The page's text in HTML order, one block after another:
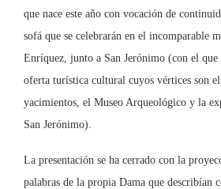
que nace este año con vocación de
sofá que se celebrarán en el incomparable
Enríquez, junto a San Jerónimo (con el
oferta turística cultural cuyos vértices son
yacimientos, el Museo Arqueológico y la
San Jerónimo).
La presentación se ha cerrado con la
palabras de la propia Dama que describían